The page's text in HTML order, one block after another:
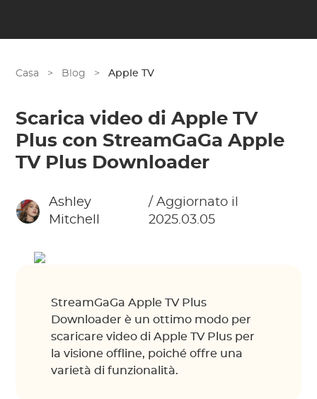
Casa > Blog > Apple TV
Scarica video di Apple TV
Plus con StreamGaGa Apple
TV Plus Downloader
Ashley
Mitchell
/ Aggiornato il
2025.03.05
StreamGaGa Apple TV Plus
Downloader è un ottimo modo per
scaricare video di Apple TV Plus per
la visione offline, poiché offre una
varietà di funzionalità.